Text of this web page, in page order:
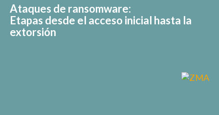
Ataques de ransomware:
Etapas desde el acceso inicial hasta la
extorsión